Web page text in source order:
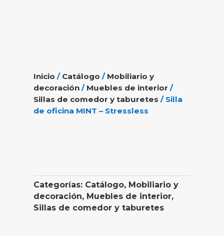
Inicio / Catálogo / Mobiliario y
decoración / Muebles de interior /
Sillas de comedor y taburetes / Silla
de oficina MINT – Stressless
Categorías: Catálogo, Mobiliario y
decoración, Muebles de interior,
Sillas de comedor y taburetes